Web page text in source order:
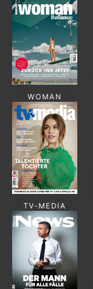
WOMAN
TV-MEDIA